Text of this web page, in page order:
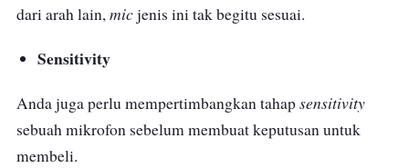
dari arah lain,micjenis ini tak begitu sesuai.
Sensitivity
Anda juga perlu mempertimbangkan tahapsensitivity
sebuah mikrofon sebelum membuat keputusan untuk
membeli.